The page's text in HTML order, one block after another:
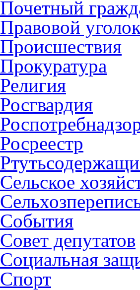
Почетный
Правовой уголок
Происшествия
Прокуратура
Религия
Росгвардия
Росреестр
Сельское
События
Совет депутатов
Социальная
Спорт